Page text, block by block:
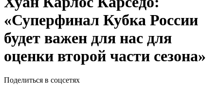
«Суперфинал Кубка России
будет важен для нас для
оценки второй части сезона»
Поделиться в соцсетях